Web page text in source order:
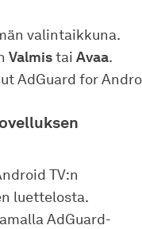
valintaikkuna.
Valmistai Avaa.
AdGuard for
TV:n
luettelosta.
AdGuard-